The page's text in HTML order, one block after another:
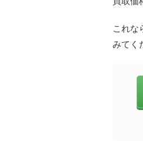
これな
みてく